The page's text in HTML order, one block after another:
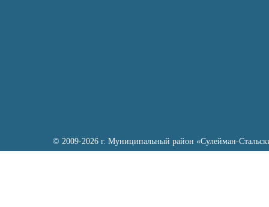
© 2009-2026 г. Муниципальный район «Сулейман-